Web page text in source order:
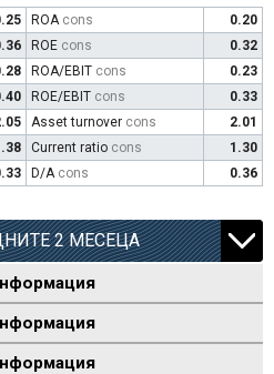
ROA cons
0.20
ROE cons
0.32
ROA/EBIT cons
0.23
ROE/EBIT cons
0.33
Asset turnover cons
2.01
Current ratio cons
1.30
D/A cons 0.36
2 МЕСЕЦА